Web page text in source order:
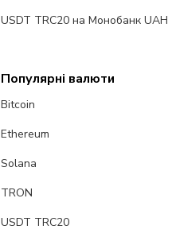
USDT TRC20 на Монобанк UAH
Популярні валюти
Bitcoin
Ethereum
Solana
TRON
USDT TRC20